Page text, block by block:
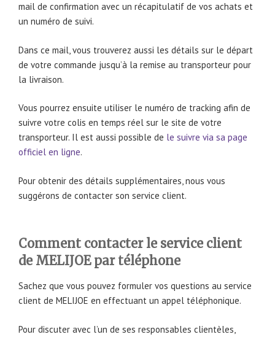
mail de confirmation avec un récapitulatif de vos achats et
un numéro de suivi.
Dans ce mail, vous trouverez aussi les détails sur le départ
de votre commande jusqu’à la remise au transporteur pour
la livraison.
Vous pourrez ensuite utiliser le numéro de tracking afin de
suivre votre colis en temps réel sur le site de votre
transporteur. Il est aussi possible de le suivre via sa page
officiel en ligne.
Pour obtenir des détails supplémentaires, nous vous
suggérons de contacter son service client.
Comment contacter le service client
de MELIJOE par téléphone
Sachez que vous pouvez formuler vos questions au service
client de MELIJOE en effectuant un appel téléphonique.
Pour discuter avec l’un de ses responsables clientèles,